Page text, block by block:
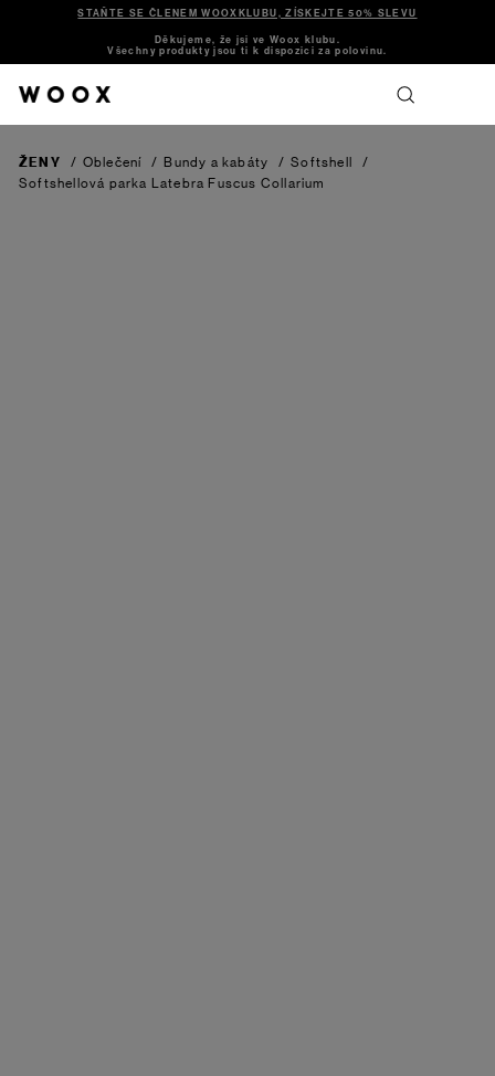
STAŇTE SE ČLENEM WOOXKLUBU, ZÍSKEJTE 50% SLEVU
Děkujeme, že jsi ve Woox klubu.
Všechny produkty jsou ti k dispozici za polovinu.
ŽENY / Oblečení / Bundy a kabáty / Softshell
/
Softshellová parka Latebra Fuscus Collarium